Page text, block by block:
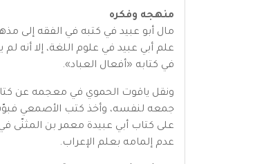
منهجه وفكره
مال أبو عبيد في كتبه في الفقه إلى
علم أبي عبيد في علوم اللغة، إلا أنه
في كتابه «أفعال العباد».
ونقل ياقوت الحموي في معجمه عن
جمعه لنفسه، وأخذ كتب الأصمعي فبوّب
على كتاب أبي عبيدة معمر بن المثنّى
عدم إلمامه بعلم الإعراب.